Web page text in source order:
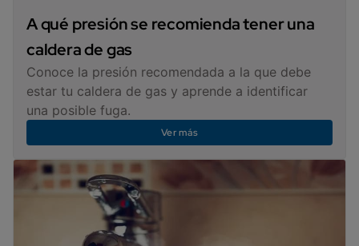
A qué presión se recomienda tener una
caldera de gas
Conoce la presión recomendada a la que debe
estar tu caldera de gas y aprende a identificar
una posible fuga.
Ver más